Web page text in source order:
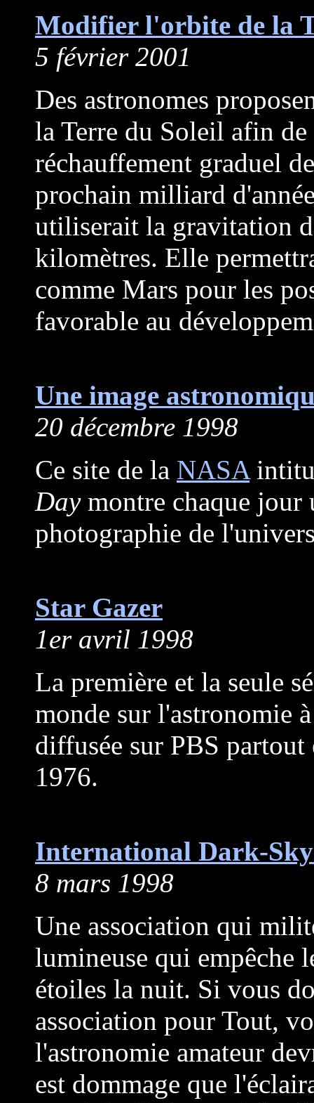
Modifier l'orbite de la
5 février 2001
Des astronomes
la Terre du Soleil afin
réchauffement graduel
prochain milliard
utiliserait la gravitation
kilomètres. Elle
comme Mars pour les
favorable au
Une image
20 décembre 1998
Ce site de la NASA
Daymontre chaque jour
photographie de
Star Gazer
1er avril 1998
La première et la seule
monde sur l'astronomie
diffusée sur PBS
1976.
International Dark-
8 mars 1998
Une association qui
lumineuse qui empêche
étoiles la nuit. Si vous
association pour Tout,
l'astronomie amateur
est dommage que